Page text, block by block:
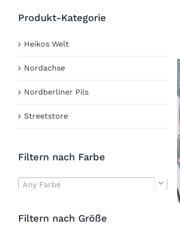
Produkt-Kategorie
Heikos Welt
Nordachse
Nordberliner Pils
Streetstore
Filtern nach Farbe
Any Farbe 
Filtern nach Größe